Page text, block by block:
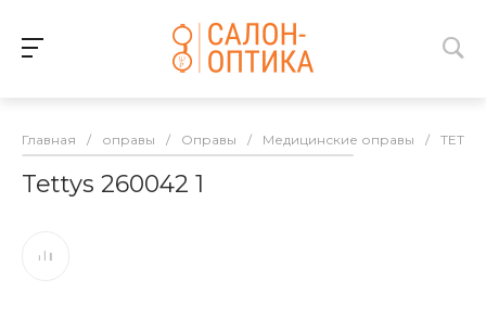
Главная / оправы / Оправы / Медицинские оправы / TETTYS
Tettys 260042 1